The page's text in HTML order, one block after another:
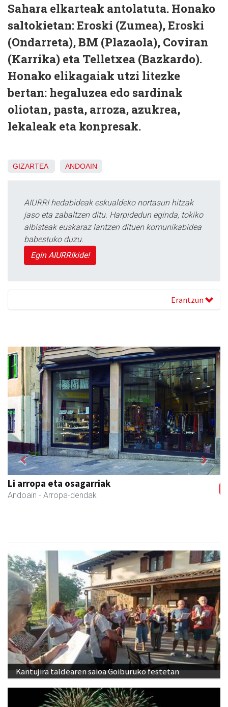
Sahara elkarteak antolatuta. Honako
saltokietan: Eroski (Zumea), Eroski
(Ondarreta), BM (Plazaola), Coviran
(Karrika) eta Telletxea (Bazkardo).
Honako elikagaiak utzi litezke
bertan: hegaluzea edo sardinak
oliotan, pasta, arroza, azukrea,
lekaleak eta konpresak.
GIZARTEA ANDOAIN
AIURRI hedabideak eskualdeko nortasun hitzak
jaso eta zabaltzen ditu. Harpidedun eginda, tokiko
albisteak euskaraz lantzen dituen komunikabidea
babestuko duzu.
Egin AIURRIkide!
Erantzun
Li arropa eta osagarriak
Andoain - Arropa-dendak
Previous Next
Kantujira taldearen saioa Goiburuko festetan